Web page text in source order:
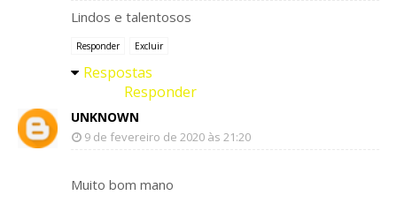
Lindos e talentosos
Responder Excluir
Respostas
Responder
UNKNOWN
9 de fevereiro de 2020 às 21:20
Muito bom mano